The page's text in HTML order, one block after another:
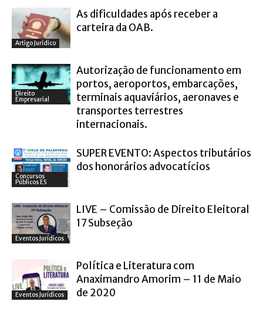
Artigo Jurídico
As dificuldades após receber a
carteira da OAB.
Direito
Empresarial
Autorização de funcionamento em
portos, aeroportos, embarcações,
terminais aquaviários, aeronaves e
transportes terrestres
internacionais.
Concursos
Públicos ES
SUPER EVENTO: Aspectos tributários
dos honorários advocatícios
Eventos Jurídicos
LIVE – Comissão de Direito Eleitoral
17 Subseção
Eventos Jurídicos
Política e Literatura com
Anaximandro Amorim – 11 de Maio
de 2020